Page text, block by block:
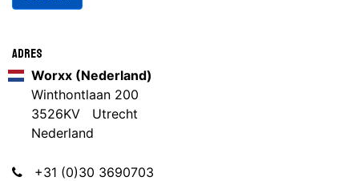
Adres
Worxx (Nederland)
Winthontlaan 200
3526KV Utrecht
Nederland
+31 (0)30 3690703